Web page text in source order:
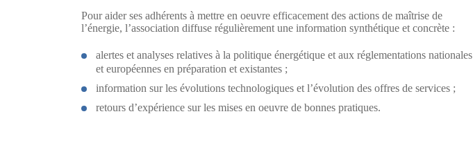
Pour aider ses adhérents à mettre en oeuvre efficacement des actions de maîtrise de
l’énergie, l’association diffuse régulièrement une information synthétique et concrète :
alertes et analyses relatives à la politique énergétique et aux réglementations nationales
et européennes en préparation et existantes ;
information sur les évolutions technologiques et l’évolution des offres de services ;
retours d’expérience sur les mises en oeuvre de bonnes pratiques.